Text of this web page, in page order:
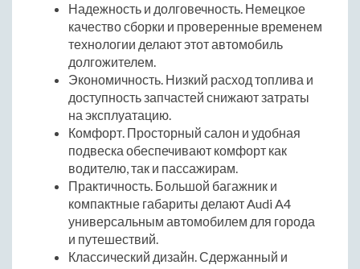
Надежность и долговечность. Немецкое
качество сборки и проверенные временем
технологии делают этот автомобиль
долгожителем.
Экономичность. Низкий расход топлива и
доступность запчастей снижают затраты
на эксплуатацию.
Комфорт. Просторный салон и удобная
подвеска обеспечивают комфорт как
водителю, так и пассажирам.
Практичность. Большой багажник и
компактные габариты делают Audi A4
универсальным автомобилем для города
и путешествий.
Классический дизайн. Сдержанный и